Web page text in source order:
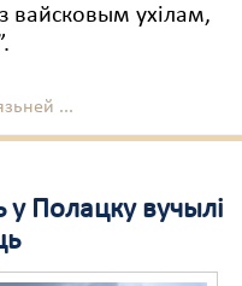
вайсковым ухілам,
...
Полацку вучылі